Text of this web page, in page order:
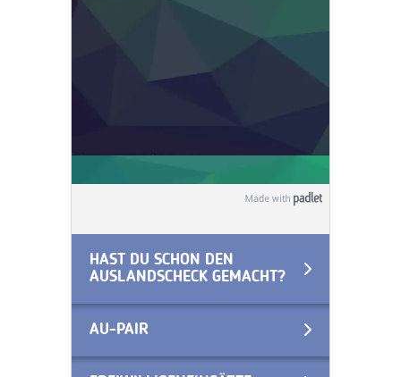
HAST DU SCHON DEN
AUSLANDSCHECK GEMACHT?
AU-PAIR